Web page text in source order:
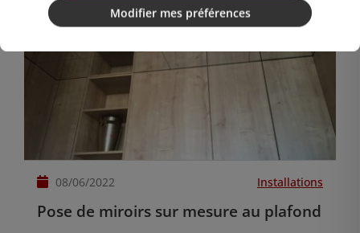
08/06/2022 Installations
Pose de miroirs sur mesure au plafond
Modifier mes préférences